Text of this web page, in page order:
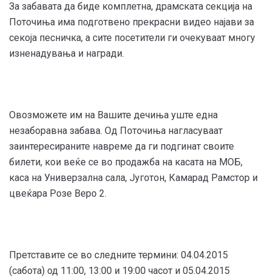
За забавата да биде комплетна, драмската секција на
Поточиња има подготвено прекрасни видео најави за
секоја песничка, а сите посетители ги очекуваат многу
изненадувања и награди.
Овозможете им на Вашите дечиња уште една
незаборавна забава. Од Поточиња нагласуваат
заинтересираните навреме да ги подгинат своите
билети, кои веќе се во продажба на касата на МОБ,
каса на Универзална сала, Југотон, Камарад Рамстор и
цвеќара Розе Веро 2.
Претставите се во следните термини: 04.04.2015
(сабота) од 11:00, 13:00 и 19:00 часот и 05.04.2015